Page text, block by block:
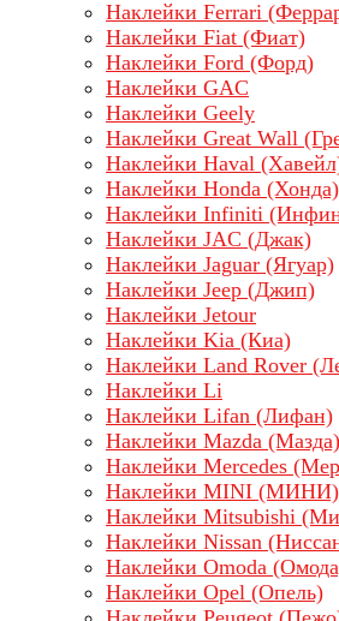
Наклейки Ferrari
Наклейки Fiat (Фиат)
Наклейки Ford (Форд)
Наклейки GAC
Наклейки Geely
Наклейки Great Wall
Наклейки Haval
Наклейки Honda (Хонда)
Наклейки Infiniti
Наклейки JAC (Джак)
Наклейки Jaguar (Ягуар)
Наклейки Jeep (Джип)
Наклейки Jetour
Наклейки Kia (Киа)
Наклейки Land Rover
Наклейки Li
Наклейки Lifan (Лифан)
Наклейки Mazda (Мазда)
Наклейки Mercedes
Наклейки MINI (МИНИ)
Наклейки Mitsubishi
Наклейки Nissan
Наклейки Omoda
Наклейки Opel (Опель)